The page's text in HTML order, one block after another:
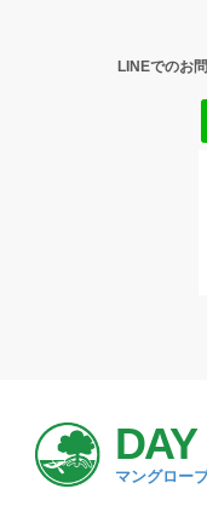
LINEでのお
DAY
マングロー